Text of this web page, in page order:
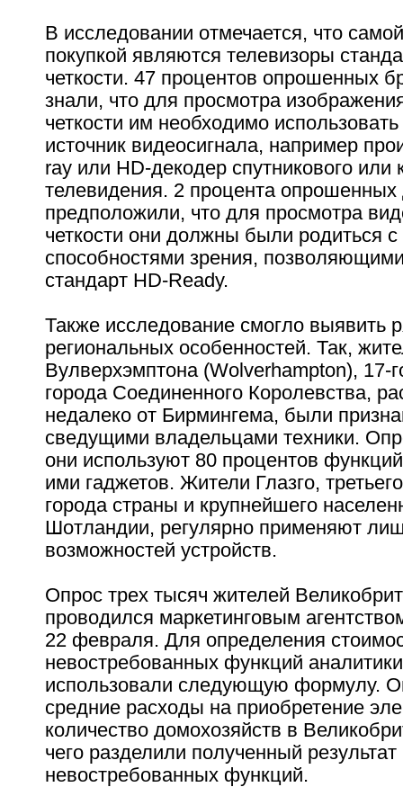
В исследовании отмечается, что
покупкой являются телевизоры
четкости. 47 процентов опрошенных
знали, что для просмотра
четкости им необходимо
источник видеосигнала, например
ray или HD-декодер спутникового или
телевидения. 2 процента
предположили, что для просмотра
четкости они должны были родиться
способностями зрения,
стандарт HD-Ready.
Также исследование смогло выявить
региональных особенностей. Так,
Вулверхэмптона (Wolverhampton), 17-
города Соединенного Королевства,
недалеко от Бирмингема, были
сведущими владельцами техники.
они используют 80 процентов
ими гаджетов. Жители Глазго,
города страны и крупнейшего
Шотландии, регулярно применяют
возможностей устройств.
Опрос трех тысяч жителей
проводился маркетинговым
22 февраля. Для определения
невостребованных функций
использовали следующую формулу.
средние расходы на приобретение
количество домохозяйств в
чего разделили полученный
невостребованных функций.